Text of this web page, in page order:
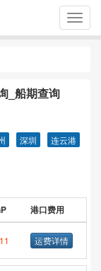
_船期查询
深圳 连云港
港口费用
运费详情